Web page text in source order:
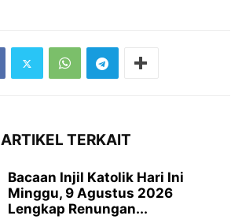
ARTIKEL TERKAIT
Bacaan Injil Katolik Hari Ini
Minggu, 9 Agustus 2026
Lengkap Renungan...